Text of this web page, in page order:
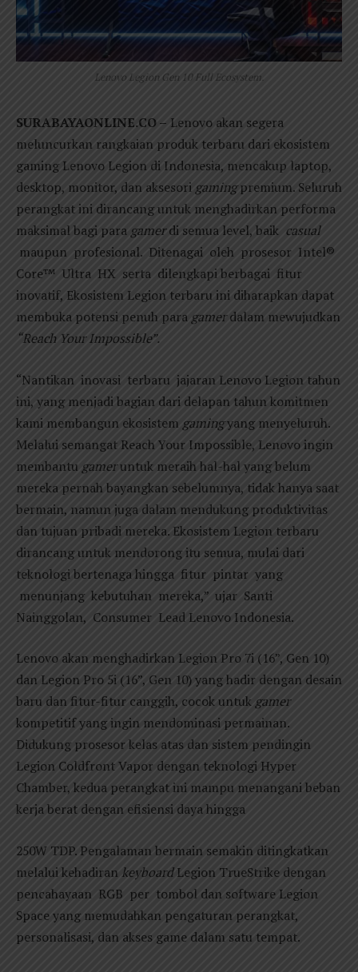
Lenovo Legion Gen 10 Full Ecosystem.
SURABAYAONLINE.CO – Lenovo akan segera
meluncurkan rangkaian produk terbaru dari ekosistem
gaming Lenovo Legion di Indonesia, mencakup laptop,
desktop, monitor, dan aksesori gamingpremium. Seluruh
perangkat ini dirancang untuk menghadirkan performa
maksimal bagi para gamerdi semua level, baik casual
maupun profesional. Ditenagai oleh prosesor Intel®
Core™ Ultra HX serta dilengkapi berbagai fitur
inovatif, Ekosistem Legion terbaru ini diharapkan dapat
membuka potensi penuh para gamerdalam mewujudkan
“Reach Your Impossible”.
“Nantikan inovasi terbaru jajaran Lenovo Legion tahun
ini, yang menjadi bagian dari delapan tahun komitmen
kami membangun ekosistem gamingyang menyeluruh.
Melalui semangat Reach Your Impossible, Lenovo ingin
membantu gameruntuk meraih hal-hal yang belum
mereka pernah bayangkan sebelumnya, tidak hanya saat
bermain, namun juga dalam mendukung produktivitas
dan tujuan pribadi mereka. Ekosistem Legion terbaru
dirancang untuk mendorong itu semua, mulai dari
teknologi bertenaga hingga fitur pintar yang
menunjang kebutuhan mereka,” ujar Santi
Nainggolan, Consumer Lead Lenovo Indonesia.
Lenovo akan menghadirkan Legion Pro 7i (16”, Gen 10)
dan Legion Pro 5i (16”, Gen 10) yang hadir dengan desain
baru dan fitur-fitur canggih, cocok untuk gamer
kompetitif yang ingin mendominasi permainan.
Didukung prosesor kelas atas dan sistem pendingin
Legion Coldfront Vapor dengan teknologi Hyper
Chamber, kedua perangkat ini mampu menangani beban
kerja berat dengan efisiensi daya hingga
250W TDP. Pengalaman bermain semakin ditingkatkan
melalui kehadiran keyboardLegion TrueStrike dengan
pencahayaan RGB per tombol dan software Legion
Space yang memudahkan pengaturan perangkat,
personalisasi, dan akses game dalam satu tempat.